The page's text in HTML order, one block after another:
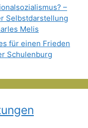
–
Selbstdarstellung
Melis
für einen Frieden
Schulenburg